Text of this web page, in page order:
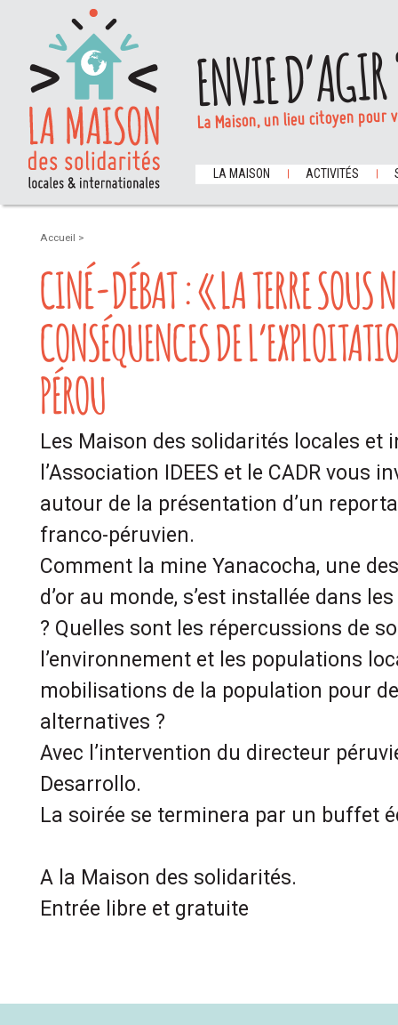
ENVIE
La Maison, un lieu citoyen
LA MAISON ACTIVITÉS
Accueil >
CINÉ-DÉBAT : « LA TERRE SOUS
CONSÉQUENCES DE
PÉROU
Les Maison des solidarités locales et
l’Association IDEES et le CADR vous
autour de la présentation d’un
franco-péruvien.
Comment la mine Yanacocha, une
d’or au monde, s’est installée dans
? Quelles sont les répercussions de
l’environnement et les populations
mobilisations de la population pour
alternatives ?
Avec l’intervention du directeur
Desarrollo.
La soirée se terminera par un buffet
A la Maison des solidarités.
Entrée libre et gratuite